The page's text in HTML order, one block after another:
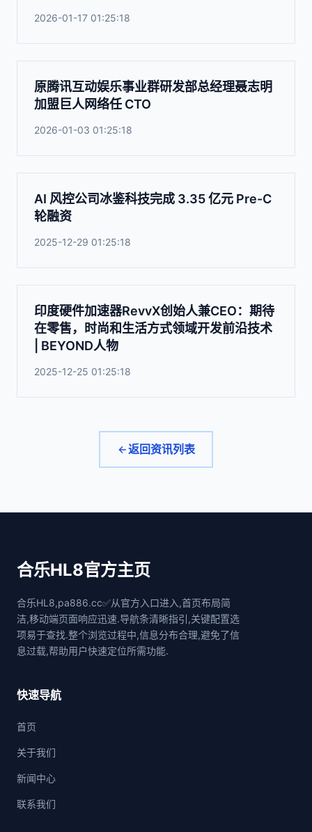
2026-01-17 01:25:18
原腾讯互动娱乐事业群研发部总经理聂志明
加盟巨人网络任 CTO
2026-01-03 01:25:18
AI 风控公司冰鉴科技完成 3.35 亿元 Pre-C
轮融资
2025-12-29 01:25:18
印度硬件加速器RevvX创始人兼CEO：期待
在零售，时尚和生活方式领域开发前沿技术
| BEYOND人物
2025-12-25 01:25:18
返回资讯列表
合乐HL8官方主页
合乐HL8,pa886.cc✅从官方入口进入,首页布局简
洁,移动端页面响应迅速.导航条清晰指引,关键配置选
项易于查找.整个浏览过程中,信息分布合理,避免了信
息过载,帮助用户快速定位所需功能.
快速导航
首页
关于我们
新闻中心
联系我们